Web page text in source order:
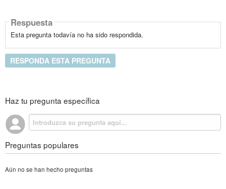
Respuesta
Esta pregunta todavía no ha sido respondida.
RESPONDA ESTA PREGUNTA
Haz tu pregunta específica
Preguntas populares
Aún no se han hecho preguntas